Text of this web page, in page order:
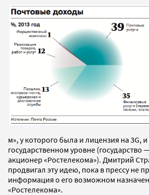
м», у которого была и лицензия на 3G,
государственном уровне (государство
акционер «Ростелекома»). Дмитрий
продвигал эту идею, пока в прессу не
информация о его возможном
«Ростелекома».